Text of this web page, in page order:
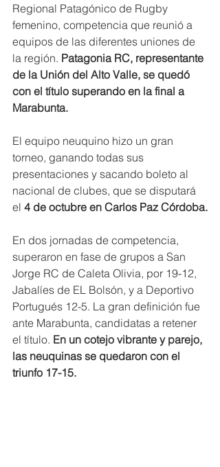
Regional Patagónico de Rugby
femenino, competencia que reunió a
equipos de las diferentes uniones de
la región. Patagonia RC, representante
de la Unión del Alto Valle, se quedó
con el título superando en la final a
Marabunta.
El equipo neuquino hizo un gran
torneo, ganando todas sus
presentaciones y sacando boleto al
nacional de clubes, que se disputará
el 4 de octubre en Carlos Paz Córdoba.
En dos jornadas de competencia,
superaron en fase de grupos a San
Jorge RC de Caleta Olivia, por 19-12,
Jabalíes de EL Bolsón, y a Deportivo
Portugués 12-5. La gran definición fue
ante Marabunta, candidatas a retener
el título. En un cotejo vibrante y parejo,
las neuquinas se quedaron con el
triunfo 17-15.